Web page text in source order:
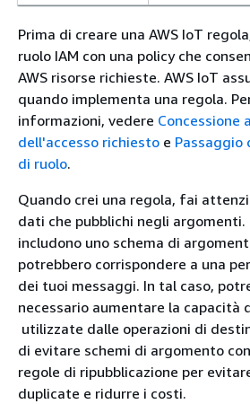
Prima di creare una AWS IoT
ruolo IAM con una policy che
AWS risorse richieste. AWS IoT
quando implementa una regola.
informazioni, vedere Concessione
dell'accesso richiesto e Passaggio
di ruolo.
Quando crei una regola, fai
dati che pubblichi negli argomenti.
includono uno schema di
potrebbero corrispondere a una
dei tuoi messaggi. In tal caso,
necessario aumentare la capacità
utilizzate dalle operazioni di
di evitare schemi di argomento
regole di ripubblicazione per
duplicate e ridurre i costi.